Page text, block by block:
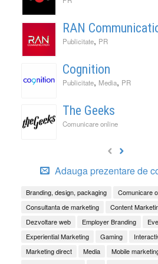
RAN
Publicitate, PR
Cognition
Publicitate, Media, PR
The Geeks
Comunicare online
Adauga prezentare de
Branding, design, packaging
Comunicare
Consultanta de marketing
Content
Dezvoltare web
Employer Branding
Experiential Marketing
Gaming
Marketing direct
Media
Mobile